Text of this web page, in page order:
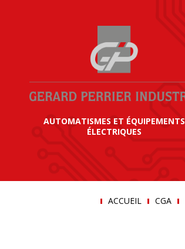
AUTOMATISMES ET ÉQUIPEMENTS
ÉLECTRIQUES
ACCUEIL CGA